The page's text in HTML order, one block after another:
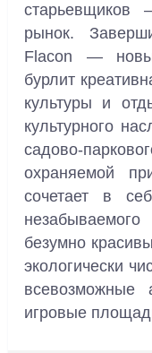
старьевщиков
рынок.
Flacon —
бурлит
культуры и
культурного
садово-
охраняемой
сочетает в
безумно
экологически
всевозможные
игровые